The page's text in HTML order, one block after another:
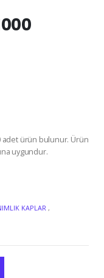
adet ürün bulunur. Ürün
uygundur.
KAPLAR ,